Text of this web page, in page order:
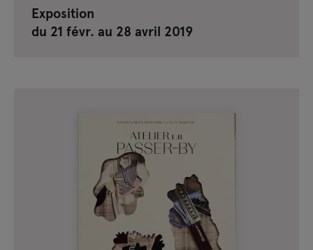
Exposition
du 21 févr. au 28 avril 2019